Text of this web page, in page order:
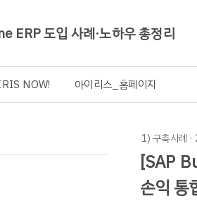
ERP 도입 사례·노하우 총정리
NOW! 아이리스_홈페이지
1) 구축사례
[SAP
손익 통